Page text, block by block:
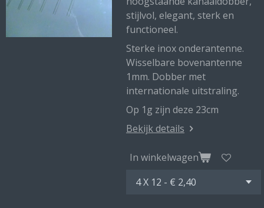
stijlvol, elegant, sterk en
functioneel.
Sterke inox onderantenne.
Wisselbare bovenantenne
1mm. Dobber met
internationale uitstraling.
Op 1g zijn deze 23cm
Bekijk details
In winkelwagen